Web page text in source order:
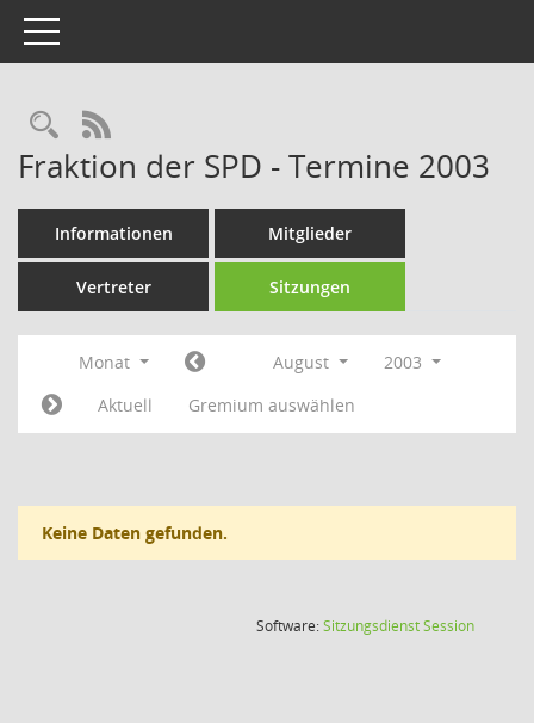
Toggle navigation
Rechercheauswahl
RSS-Feed
Fraktion der SPD - Termine 2003
Informationen Mitglieder
Vertreter Sitzungen
Monat August
2003
Aktuell
Gremium auswählen
Keine Daten gefunden.
Software:SitzungsdienstSession(Wird in